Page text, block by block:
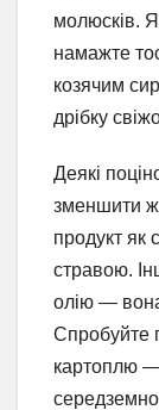
молюсків.
намажте
козячим
дрібку
Деякі
зменшити
продукт як
стравою.
олію —
Спробуйте
картоплю —